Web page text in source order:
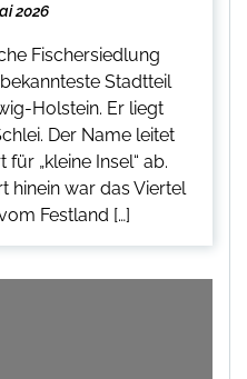
2026
Fischersiedlung
Stadtteil
Holstein. Er liegt
Der Name leitet
„kleine Insel“ ab.
hinein war das Viertel
Festland […]